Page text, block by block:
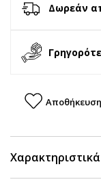
Δωρεάν
Χαρακτηριστικά